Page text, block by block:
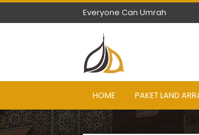
Everyone Can
Everyone Can Umrah
HOME PAKET LAND